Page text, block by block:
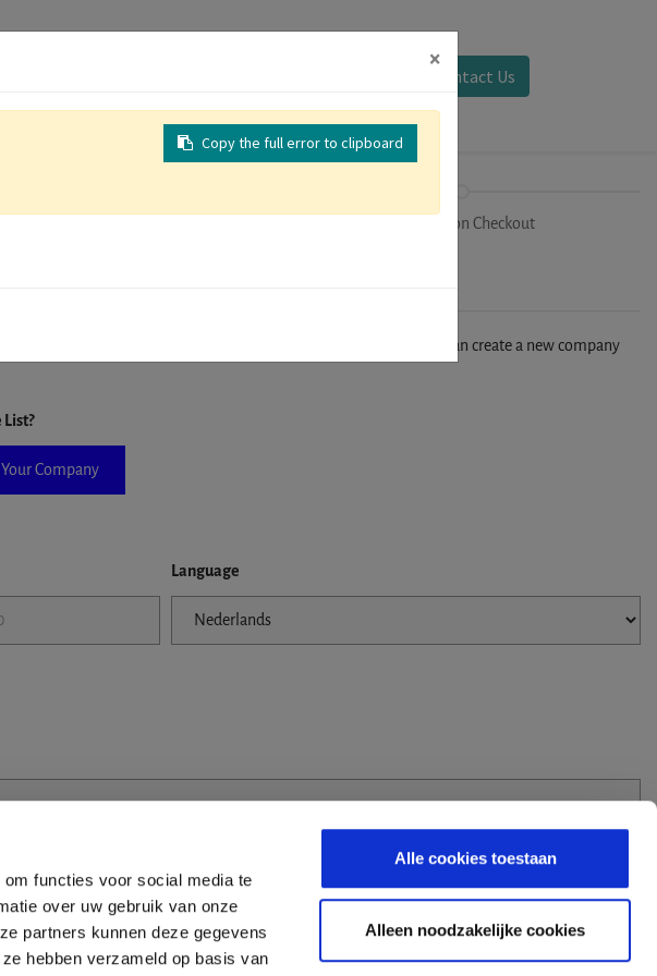
functies voor social media te
over uw gebruik van onze
partners kunnen deze gegevens
hebben verzameld op basis van
Alle cookies toestaan
Alleen noodzakelijke cookies
Contact Us
Registration Checkout
the form. If you don't find your company in our database, you can create a new company
List?
Company
Language
×
Copy the full error to clipboard